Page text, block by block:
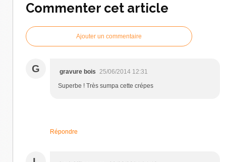
Commenter cet article
Ajouter un commentaire
G gravure bois
25/06/2014 12:31
Superbe ! Très sumpa cette crépes
Répondre